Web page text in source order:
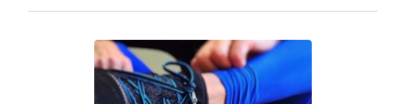
dojazdy do siłowni. Regularne ćwiczenia, które można